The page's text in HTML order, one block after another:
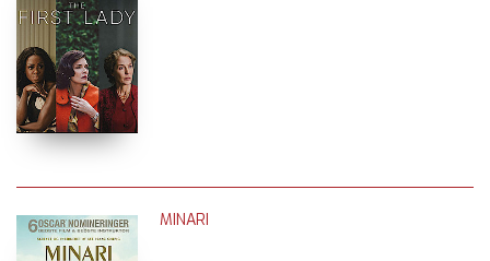
MINARI